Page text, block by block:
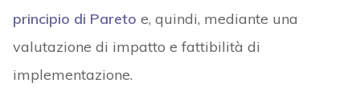
principio di Pareto e, quindi, mediante una
valutazione di impatto e fattibilità di
implementazione.